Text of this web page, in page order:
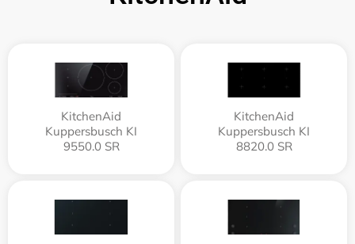
KitchenAid
Kuppersbusch KI
9550.0 SR
KitchenAid
Kuppersbusch KI
8820.0 SR